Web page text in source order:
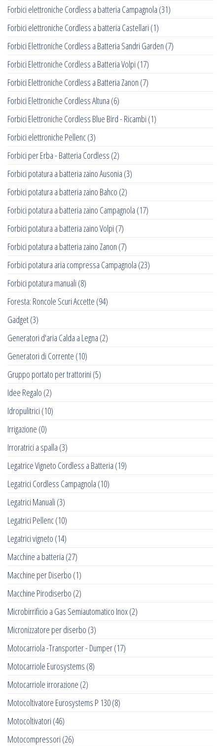
Forbici elettroniche Cordless a batteria Campagnola (31)
Forbici elettroniche Cordless a batteria Castellari (1)
Forbici Elettroniche Cordless a Batteria Sandri Garden (7)
Forbici Elettroniche Cordless a Batteria Volpi (17)
Forbici Elettroniche Cordless a Batteria Zanon (7)
Forbici Elettroniche Cordless Altuna (6)
Forbici Elettroniche Cordless Blue Bird - Ricambi (1)
Forbici elettroniche Pellenc(3)
Forbici per Erba - Batteria Cordless (2)
Forbici potatura a batteria zaino Ausonia (3)
Forbici potatura a batteria zaino Bahco (2)
Forbici potatura a batteria zaino Campagnola (17)
Forbici potatura a batteria zaino Volpi (7)
Forbici potatura a batteria zaino Zanon (7)
Forbici potatura aria compressa Campagnola (23)
Forbici potatura manuali (8)
Foresta: Roncole Scuri Accette (94)
Gadget(3)
Generatori d'aria Calda a Legna (2)
Generatori di Corrente (10)
Gruppo portato per trattorini (5)
Idee Regalo (2)
Idropulitrici (10)
Irrigazione (0)
Irroratrici a spalla (3)
Legatrice Vigneto Cordless a Batteria (19)
Legatrici Cordless Campagnola (10)
Legatrici Manuali (3)
Legatrici Pellenc(10)
Legatrici vigneto (14)
Macchine a batteria (27)
Macchine per Diserbo (1)
Macchine Pirodiserbo (2)
Microbirrificio a Gas Semiautomatico Inox(2)
Micronizzatore per diserbo (3)
Motocarriola -Transporter - Dumper(17)
Motocarriole Eurosystems (8)
Motocarriole irrorazione (2)
Motocoltivatore Eurosystems P 130(8)
Motocoltivatori (46)
Motocompressori (26)